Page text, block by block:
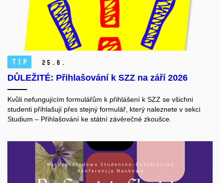
TIP 25. 6.
DŮLEŽITÉ: Přihlašování k SZZ na září 2026
Kvůli nefungujícím formulářům k přihlášení k SZZ se všichni
studenti přihlašují přes stejný formulář, který naleznete v sekci
Studium ‒ Přihlašování ke státní závěrečné zkoušce.